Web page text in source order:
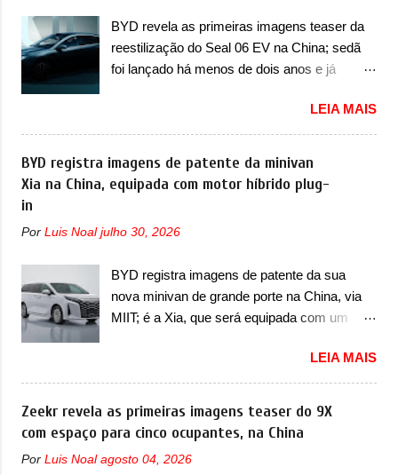
causar a perda de força motriz, requerendo a
atualização do software do modulo de...
a Fiat Strada soube ser mutável com
avanços importantes que a concorrência
nunca conseguiu acompanhar e agora ela
chegada do motor T200, que estreou nos
irmãos Pulse e Fastback. "A Fiat Strada é
mais do que uma picape, é uma verdadeira
revolução no mercado automotivo. Há alguns
chagaria ao topo do mercado brasileiro, algo
prova viva que time que está ganhando se
mexe sim. Ao longo da sua história, ela...
BYD revela as primeiras imagens teaser da
reestilização do Seal 06 EV na China; sedã
foi lançado há menos de dois anos e já
revelou as primeiras imagens teaser de uma
mudança visual para um dos seus menores
sedãs elétricos na China, pertencente à linha
Ocean. Trata-se do Seal 06 EV, lançado no
segundo semestre de 2025. Sim, há menos
vendido com mudanças visuais na dianteira e
identidade visual mais moderna da marca,
mas ainda sem motivos para que essa
mudança já seja tão recente assim (o que
consumidores). Pelas imagens teaser, se
percebe que o sedã contará com um novo
para-choque na dianteira. Ele passa a trazer
um vinco horizontal mais destacado que
atravessa toda a dianteira do sedã, passando
LEIA MAIS
BYD registra imagens de patente da minivan
Xia na China, equipada com motor híbrido plug-
in
Por Luis Noal julho 30, 2026
BYD registra imagens de patente da sua
nova minivan de grande porte na China, via
MIIT; é a Xia, que será equipada com um
primeiras imagens de patente de uma nova
minivan, na China. Registradas no Ministério
da Indústria e Tecnologia da Informação, o
MIIT, a BYD Xia é uma nova minivan que a
marca chinesa apresentará aos
consumidores chineses para além da
LEIA MAIS
Zeekr revela as primeiras imagens teaser do 9X
com espaço para cinco ocupantes, na China
Por Luis Noal agosto 04, 2026